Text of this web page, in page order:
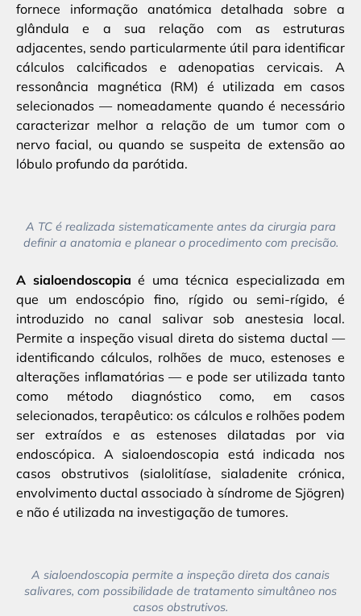
fornece informação anatómica detalhada sobre a
glândula e a sua relação com as estruturas
adjacentes, sendo particularmente útil para identificar
cálculos calcificados e adenopatias cervicais. A
ressonância magnética (RM) é utilizada em casos
selecionados — nomeadamente quando é necessário
caracterizar melhor a relação de um tumor com o
nervo facial, ou quando se suspeita de extensão ao
lóbulo profundo da parótida.
A TC é realizada sistematicamente antes da cirurgia para
definir a anatomia e planear o procedimento com precisão.
A sialoendoscopia é uma técnica especializada em
que um endoscópio fino, rígido ou semi-rígido, é
introduzido no canal salivar sob anestesia local.
Permite a inspeção visual direta do sistema ductal —
identificando cálculos, rolhões de muco, estenoses e
alterações inflamatórias — e pode ser utilizada tanto
como método diagnóstico como, em casos
selecionados, terapêutico: os cálculos e rolhões podem
ser extraídos e as estenoses dilatadas por via
endoscópica. A sialoendoscopia está indicada nos
casos obstrutivos (sialolitíase, sialadenite crónica,
envolvimento ductal associado à síndrome de Sjögren)
e não é utilizada na investigação de tumores.
A sialoendoscopia permite a inspeção direta dos canais
salivares, com possibilidade de tratamento simultâneo nos
casos obstrutivos.